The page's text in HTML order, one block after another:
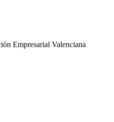
Empresarial Valenciana